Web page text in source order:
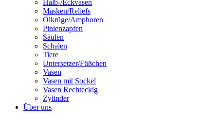
Halb-/Eckvasen
Masken/Reliefs
Ölkrüge/Amphoren
Pinienzapfen
Säulen
Schalen
Tiere
Untersetzer/Füßchen
Vasen
Vasen mit Sockel
Vasen Rechteckig
Zylinder
Über uns